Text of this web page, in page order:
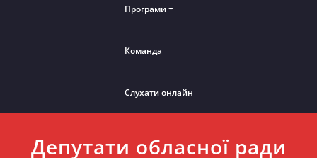
Програми
Команда
Слухати онлайн
Депутати обласної ради